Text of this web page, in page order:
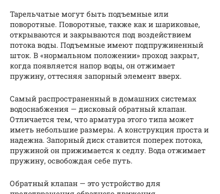
Тарельчатые могут быть подъемные или
поворотные. Поворотные, также как и шариковые,
открываются и закрываются под воздействием
потока воды. Подъемные имеют подпружиненный
шток. В «нормальном положении» проход закрыт,
когда появляется напор воды, он отжимает
пружину, оттесняя запорный элемент вверх.
Самый распространенный в домашних системах
водоснабжения — дисковый обратный клапан.
Отличается тем, что арматура этого типа может
иметь небольшие размеры. А конструкция проста и
надежна. Запорный диск ставится поперек потока,
пружиной он прижимается к седлу. Вода отжимает
пружину, освобождая себе путь.
Обратный клапан — это устройство для